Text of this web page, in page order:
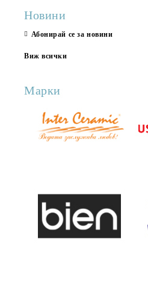
Новини
Абонирай се за новини
Виж всички
Марки